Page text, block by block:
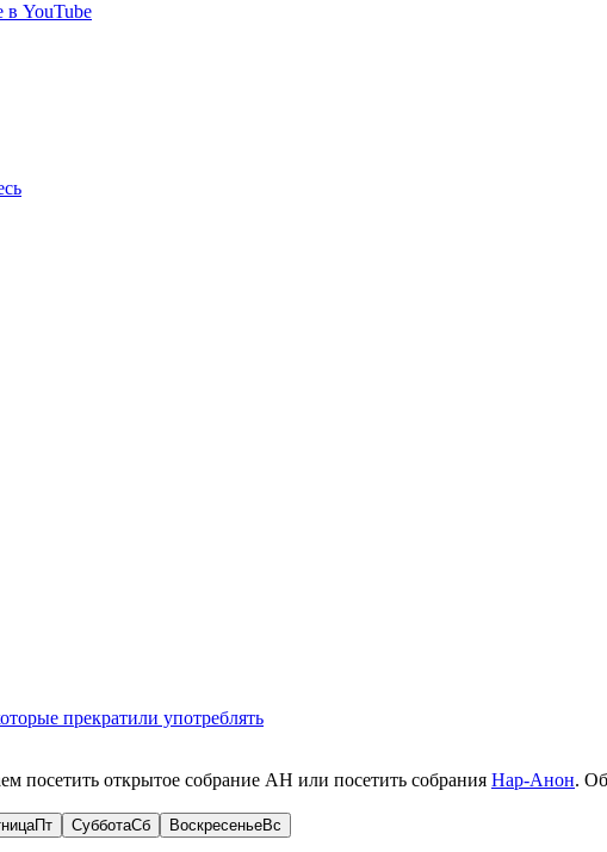
YouTube
прекратили употреблять
посетить открытое собрание АН или посетить собрания Нар-Анон.
Пт СубботаСб ВоскресеньеВс